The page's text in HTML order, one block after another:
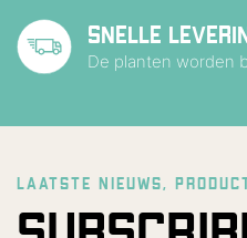
SNELLE
De planten worden
LAATSTE NIEUWS,